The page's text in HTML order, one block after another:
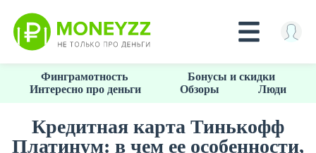
основному
содержанию
Финграмотность
Бонусы и скидки
Интересно про деньги
Обзоры Люди
Кредитная карта Тинькофф
Платинум: в чем ее особенности,